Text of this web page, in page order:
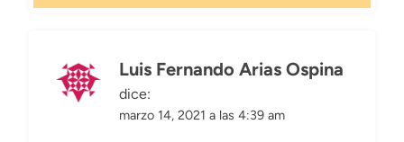
Luis Fernando Arias Ospina
dice:
marzo 14, 2021 a las 4:39 am